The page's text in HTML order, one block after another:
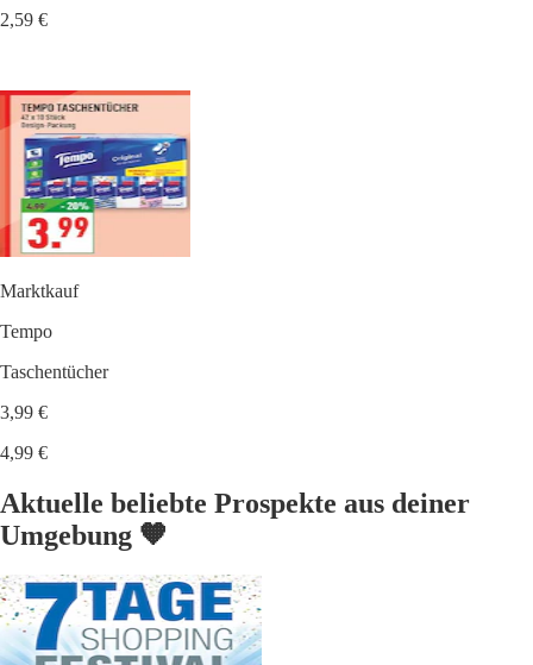
2,59 €
Marktkauf
Tempo
Taschentücher
3,99 €
4,99 €
Aktuelle beliebte Prospekte aus deiner
Umgebung 🧡